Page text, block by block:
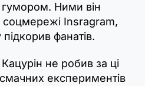
Ними він
соцмережі Insragram,
фанатів.
не робив за ці
смачних експериментів